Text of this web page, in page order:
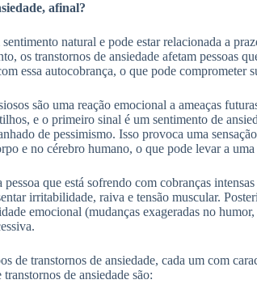
afinal?
natural e pode estar relacionada a
os transtornos de ansiedade afetam pessoas
essa autocobrança, o que pode comprometer
são uma reação emocional a ameaças
e o primeiro sinal é um sentimento de
de pessimismo. Isso provoca uma
e no cérebro humano, o que pode levar a
que está sofrendo com cobranças
irritabilidade, raiva e tensão muscular.
emocional (mudanças exageradas no
de transtornos de ansiedade, cada um com
de ansiedade são: